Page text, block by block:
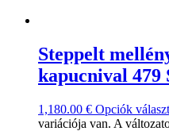
Steppelt
kapucnival 479
1,180.00 € Opciók
variációja van. A